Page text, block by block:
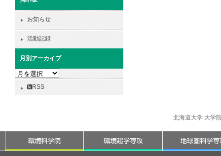
お知らせ
活動記録
月別アーカイブ
月
RSS
北海道大学 大学